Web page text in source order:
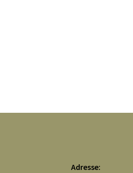
Adresse: